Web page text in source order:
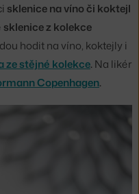
sklenice na víno či koktejl
sklenice z kolekce
hodit na víno, koktejly i
ze stějné kolekce. Na likér
Copenhagen.